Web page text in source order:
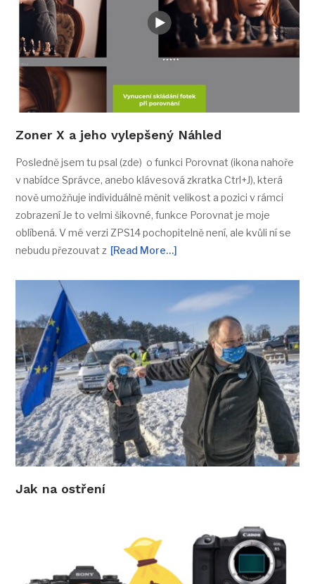
Zoner X a jeho vylepšený Náhled
Posledně jsem tu psal (zde) o funkci Porovnat (ikona nahoře
v nabídce Správce, anebo klávesová zkratka Ctrl+J), která
nově umožňuje individuálně měnit velikost a pozici v rámci
zobrazení Je to velmi šikovné, funkce Porovnat je moje
oblíbená. V mé verzi ZPS14 pochopitelně není, ale kvůli ní se
nebudu přezouvat z [Read More…]
Jak na ostření